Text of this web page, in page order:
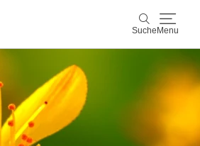
Suche Menu
& Genuss
Aktiv & Natur